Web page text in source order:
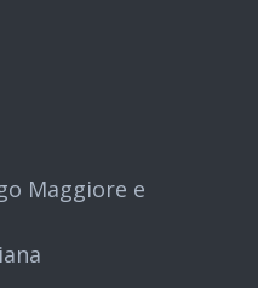
Maggiore e